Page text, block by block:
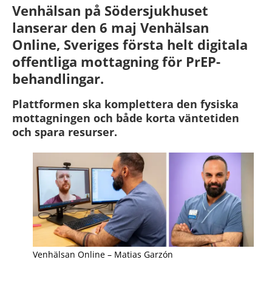
Venhälsan på Södersjukhuset
lanserar den 6 maj Venhälsan
Online, Sveriges första helt digitala
offentliga mottagning för PrEP-
behandlingar.
Plattformen ska komplettera den fysiska
mottagningen och både korta väntetiden
och spara resurser.
Venhälsan Online – Matias Garzón